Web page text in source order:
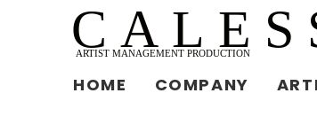
HOME COMPANY